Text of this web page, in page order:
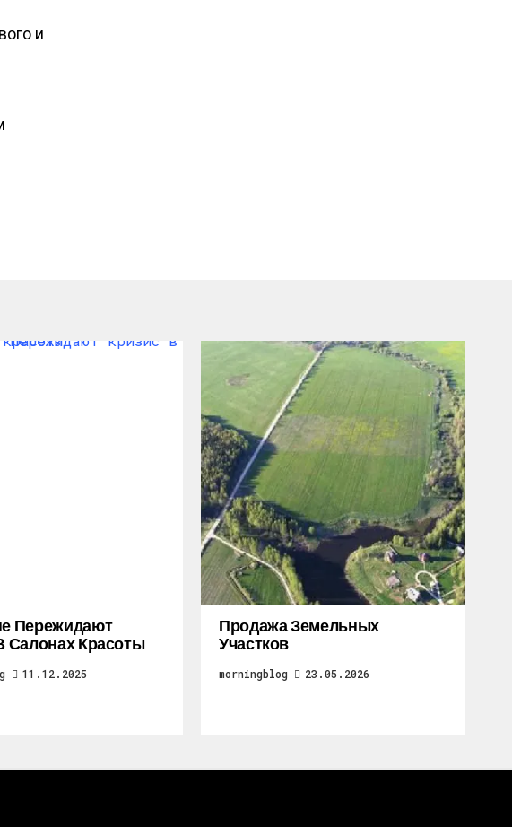
и
Пережидают
Салонах Красоты
11.12.2025
Продажа Земельных
Участков
morningblog 23.05.2026